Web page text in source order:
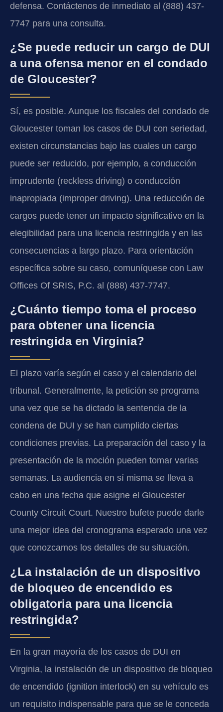
defensa. Contáctenos de inmediato al (888) 437-
7747 para una consulta.
¿Se puede reducir un cargo de DUI
a una ofensa menor en el condado
de Gloucester?
Sí, es posible. Aunque los fiscales del condado de
Gloucester toman los casos de DUI con seriedad,
existen circunstancias bajo las cuales un cargo
puede ser reducido, por ejemplo, a conducción
imprudente (reckless driving) o conducción
inapropiada (improper driving). Una reducción de
cargos puede tener un impacto significativo en la
elegibilidad para una licencia restringida y en las
consecuencias a largo plazo. Para orientación
específica sobre su caso, comuníquese con Law
Offices Of SRIS, P.C. al (888) 437-7747.
¿Cuánto tiempo toma el proceso
para obtener una licencia
restringida en Virginia?
El plazo varía según el caso y el calendario del
tribunal. Generalmente, la petición se programa
una vez que se ha dictado la sentencia de la
condena de DUI y se han cumplido ciertas
condiciones previas. La preparación del caso y la
presentación de la moción pueden tomar varias
semanas. La audiencia en sí misma se lleva a
cabo en una fecha que asigne el Gloucester
County Circuit Court. Nuestro bufete puede darle
una mejor idea del cronograma esperado una vez
que conozcamos los detalles de su situación.
¿La instalación de un dispositivo
de bloqueo de encendido es
obligatoria para una licencia
restringida?
En la gran mayoría de los casos de DUI en
Virginia, la instalación de un dispositivo de bloqueo
de encendido (ignition interlock) en su vehículo es
un requisito indispensable para que se le conceda